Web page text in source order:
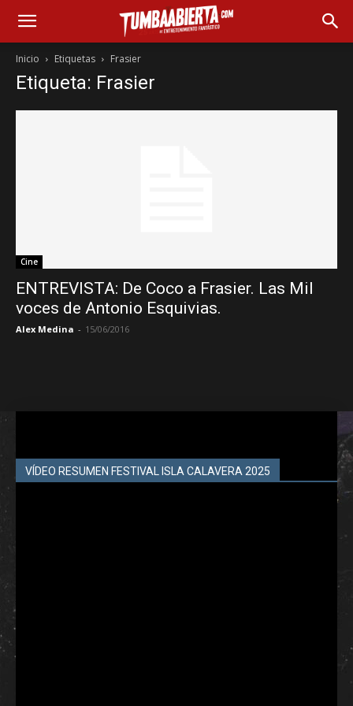
Inicio Etiquetas Frasier
Etiqueta: Frasier
Cine
ENTREVISTA: De Coco a Frasier. Las Mil
voces de Antonio Esquivias.
Alex Medina - 15/06/2016
VÍDEO RESUMEN FESTIVAL ISLA CALAVERA 2025